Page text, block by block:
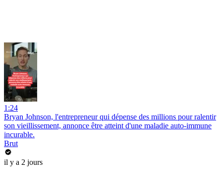
1:24
Bryan Johnson, l'entrepreneur qui dépense des millions pour ralentir
son vieillissement, annonce être atteint d'une maladie auto-immune
incurable.
Brut
il y a 2 jours